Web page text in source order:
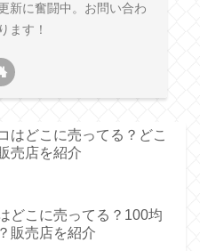
新に奮闘中。お問い合わ
ます！
はどこに売ってる？どこ
売店を紹介
どこに売ってる？100均
販売店を紹介